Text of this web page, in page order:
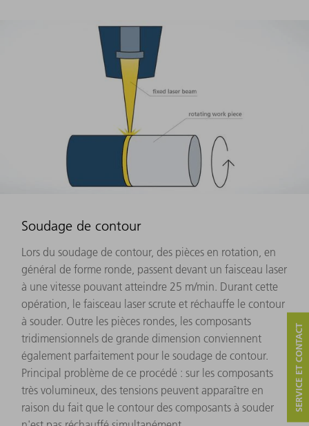
Soudage de contour
Lors du soudage de contour, des pièces en rotation, en
général de forme ronde, passent devant un faisceau laser
à une vitesse pouvant atteindre 25 m/min. Durant cette
opération, le faisceau laser scrute et réchauffe le contour
à souder. Outre les pièces rondes, les composants
tridimensionnels de grande dimension conviennent
également parfaitement pour le soudage de contour.
Principal problème de ce procédé : sur les composants
très volumineux, des tensions peuvent apparaître en
raison du fait que le contour des composants à souder
SERVICE ET CONTACT